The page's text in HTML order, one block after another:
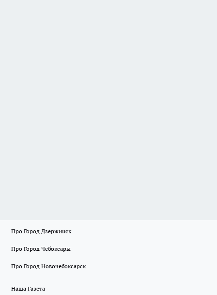
Про Город Дзержинск
Про Город Чебоксары
Про Город Новочебоксарск
Наша Газета